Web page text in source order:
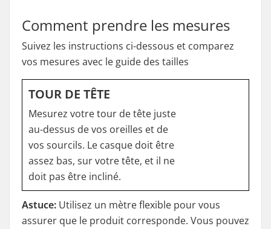
Comment prendre les mesures
Suivez les instructions ci-dessous et comparez
vos mesures avec le guide des tailles
TOUR DE TÊTE
Mesurez votre tour de tête juste
au-dessus de vos oreilles et de
vos sourcils. Le casque doit être
assez bas, sur votre tête, et il ne
doit pas être incliné.
Astuce: Utilisez un mètre flexible pour vous
assurer que le produit corresponde. Vous pouvez